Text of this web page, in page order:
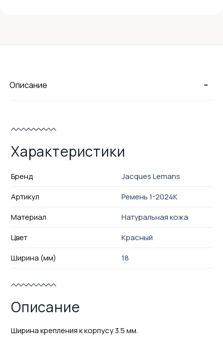
-
Описание
Характеристики
Бренд
Jacques Lemans
Артикул
Ремень 1-2024K
Материал
Натуральная кожа
Цвет
Красный
Ширина (мм)
18
Описание
Ширина крепления к корпусу 3.5 мм.